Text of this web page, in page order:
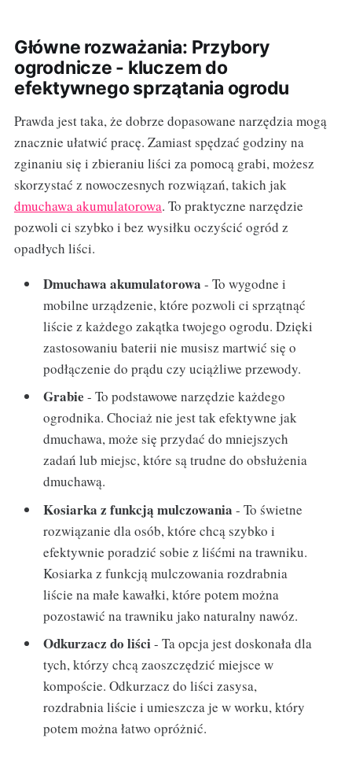
Główne rozważania: Przybory
ogrodnicze - kluczem do
efektywnego sprzątania ogrodu
Prawda jest taka, że dobrze dopasowane narzędzia mogą
znacznie ułatwić pracę. Zamiast spędzać godziny na
zginaniu się i zbieraniu liści za pomocą grabi, możesz
skorzystać z nowoczesnych rozwiązań, takich jak
dmuchawa akumulatorowa. To praktyczne narzędzie
pozwoli ci szybko i bez wysiłku oczyścić ogród z
opadłych liści.
Dmuchawa akumulatorowa - To wygodne i
mobilne urządzenie, które pozwoli ci sprzątnąć
liście z każdego zakątka twojego ogrodu. Dzięki
zastosowaniu baterii nie musisz martwić się o
podłączenie do prądu czy uciążliwe przewody.
Grabie - To podstawowe narzędzie każdego
ogrodnika. Chociaż nie jest tak efektywne jak
dmuchawa, może się przydać do mniejszych
zadań lub miejsc, które są trudne do obsłużenia
dmuchawą.
Kosiarka z funkcją mulczowania - To świetne
rozwiązanie dla osób, które chcą szybko i
efektywnie poradzić sobie z liśćmi na trawniku.
Kosiarka z funkcją mulczowania rozdrabnia
liście na małe kawałki, które potem można
pozostawić na trawniku jako naturalny nawóz.
Odkurzacz do liści- Ta opcja jest doskonała dla
tych, którzy chcą zaoszczędzić miejsce w
kompoście. Odkurzacz do liści zasysa,
rozdrabnia liście i umieszcza je w worku, który
potem można łatwo opróżnić.